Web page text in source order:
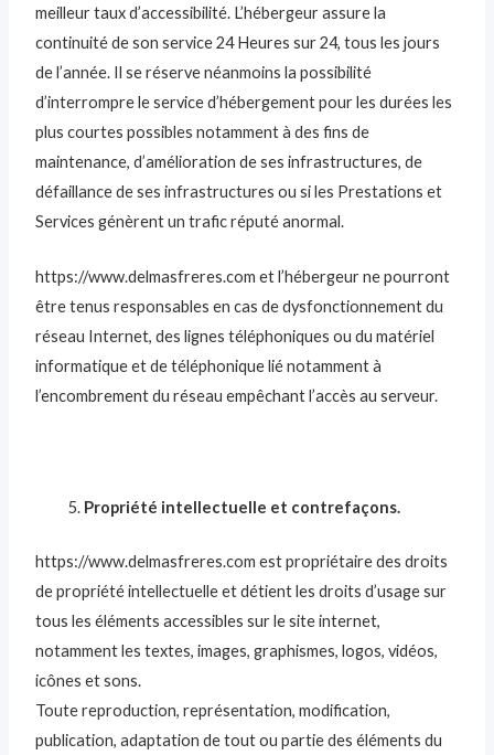
meilleur taux d’accessibilité. L’hébergeur assure la
continuité de son service 24 Heures sur 24, tous les jours
de l’année. Il se réserve néanmoins la possibilité
d’interrompre le service d’hébergement pour les durées les
plus courtes possibles notamment à des fins de
maintenance, d’amélioration de ses infrastructures, de
défaillance de ses infrastructures ou si les Prestations et
Services génèrent un trafic réputé anormal.
https://www.delmasfreres.com et l’hébergeur ne pourront
être tenus responsables en cas de dysfonctionnement du
réseau Internet, des lignes téléphoniques ou du matériel
informatique et de téléphonique lié notamment à
l’encombrement du réseau empêchant l’accès au serveur.
Propriété intellectuelle et contrefaçons.
https://www.delmasfreres.com est propriétaire des droits
de propriété intellectuelle et détient les droits d’usage sur
tous les éléments accessibles sur le site internet,
notamment les textes, images, graphismes, logos, vidéos,
icônes et sons.
Toute reproduction, représentation, modification,
publication, adaptation de tout ou partie des éléments du